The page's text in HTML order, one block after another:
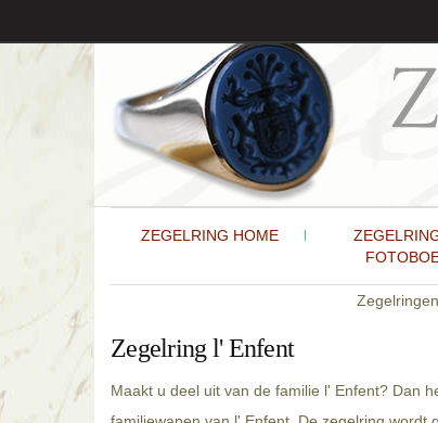
ZEGELRING HOME
Zegelring l' Enfent
Maakt u deel uit van de familie l' Enfent? Dan